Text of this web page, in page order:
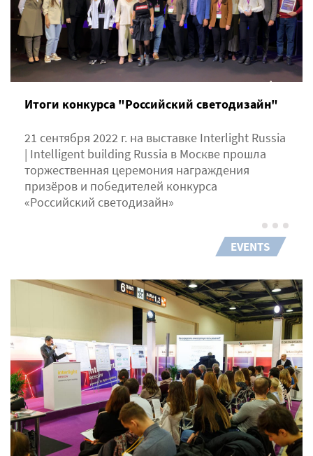
Итоги конкурса "Российский светодизайн"
21 сентября 2022 г. на выставке Interlight Russia
| Intelligent building Russia в Москве прошла
торжественная церемония награждения
призёров и победителей конкурса
«Российский светодизайн»
EVENTS